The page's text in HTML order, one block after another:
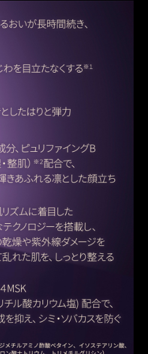
整肌)※を配合。360°輝きあふれ
コポリマー、ラウリルジメチ
キシリトール、PEG/PPG-17/4
トリメチルグリシン
を開発し、採用しています。
中の乾燥や紫外線ダメージを受
寧に抽出されたヤグルマギクエ
配合。メラニンの生成を抑
なやかに包み込みます。
が放つ5月早朝のたった数時間の
たび、心が透き通っていくよ
閉じる
用をおやめください。
ください。
プをきちんと閉めてくださ
外さないでください。
チレングリセリル,デカメチル
コール２００００,硬化油,マ
アリル,無水ケイ酸,トリメチル
ヘニルアルコール,バチルアル
ム,グリシルグリシン,エデト酸
リン・メタクリル酸ブチル共重
リスリトール,ポリオキシエチ
,クエン酸,メタリン酸ナトリウ
,オドリコソウエキス,桑白皮エ
ウム（２）,メリッサエキス,ケ
ンエキス,アセンヤクエキス,サ
ラ　　*は「有効成分」無表示
異なる場合があります。実際
閉じる